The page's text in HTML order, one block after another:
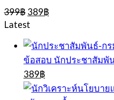
399฿ Original
price
was:
399฿.
389฿Current
389฿.
Latest
ข้อสอบ นักประชาสัมพั
Original
price
was:
389฿Current
price
is: